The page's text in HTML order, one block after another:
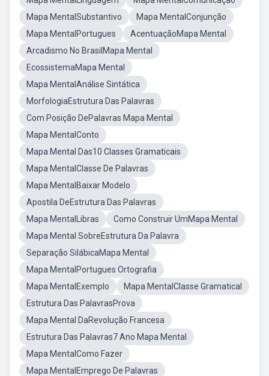
Mapa MentalSubstantivo
Mapa MentalConjunção
Mapa MentalPortugues
AcentuaçãoMapa Mental
Arcadismo No BrasilMapa Mental
EcossistemaMapa Mental
Mapa MentalAnálise Sintática
MorfologiaEstrutura Das Palavras
Com Posição DePalavras Mapa Mental
Mapa MentalConto
Mapa Mental Das10 Classes Gramaticais
Mapa MentalClasse De Palavras
Mapa MentalBaixar Modelo
Apostila DeEstrutura Das Palavras
Mapa MentalLibras
Como Construir UmMapa Mental
Mapa Mental SobreEstrutura Da Palavra
Separação SilábicaMapa Mental
Mapa MentalPortugues Ortografia
Mapa MentalExemplo
Mapa MentalClasse Gramatical
Estrutura Das PalavrasProva
Mapa Mental DaRevolução Francesa
Estrutura Das Palavras7 Ano Mapa Mental
Mapa MentalComo Fazer
Mapa MentalEmprego De Palavras